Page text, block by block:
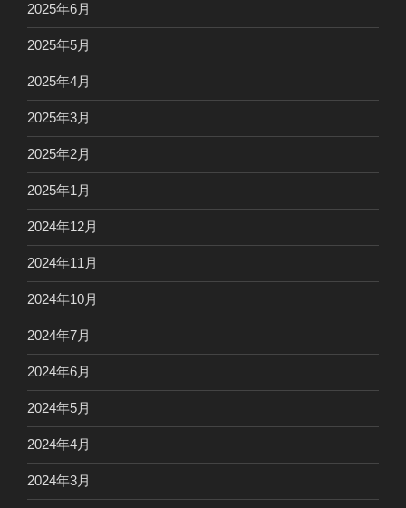
2025年6月
2025年5月
2025年4月
2025年3月
2025年2月
2025年1月
2024年12月
2024年11月
2024年10月
2024年7月
2024年6月
2024年5月
2024年4月
2024年3月